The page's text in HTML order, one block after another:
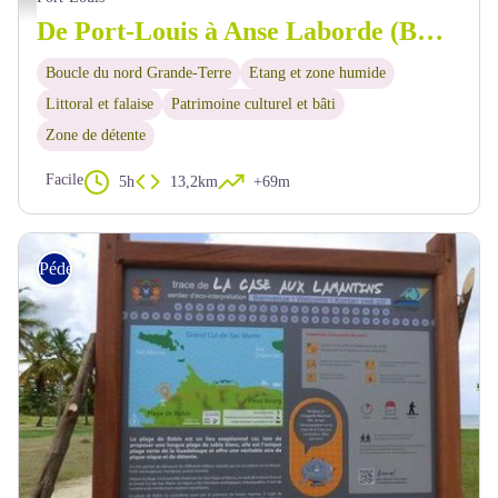
De Port-Louis à Anse Laborde (BNGT 1)
Boucle du nord Grande-Terre
Etang et zone humide
Littoral et falaise
Patrimoine culturel et bâti
Zone de détente
Facile 5h 13,2km +69m
Pédestre